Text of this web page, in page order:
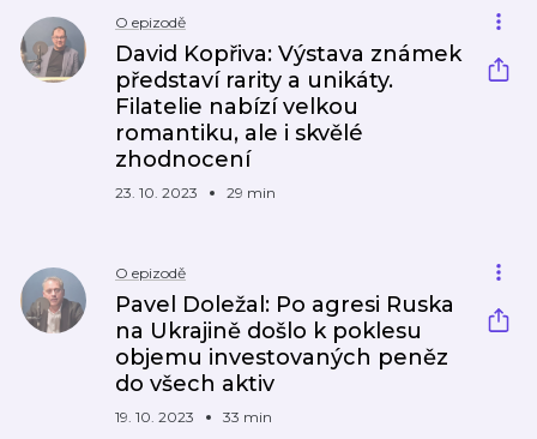
O epizodě
David Kopřiva: Výstava známek
představí rarity a unikáty.
Filatelie nabízí velkou
romantiku, ale i skvělé
zhodnocení
23. 10. 2023 29 min
O epizodě
Pavel Doležal: Po agresi Ruska
na Ukrajině došlo k poklesu
objemu investovaných peněz
do všech aktiv
19. 10. 2023 33 min